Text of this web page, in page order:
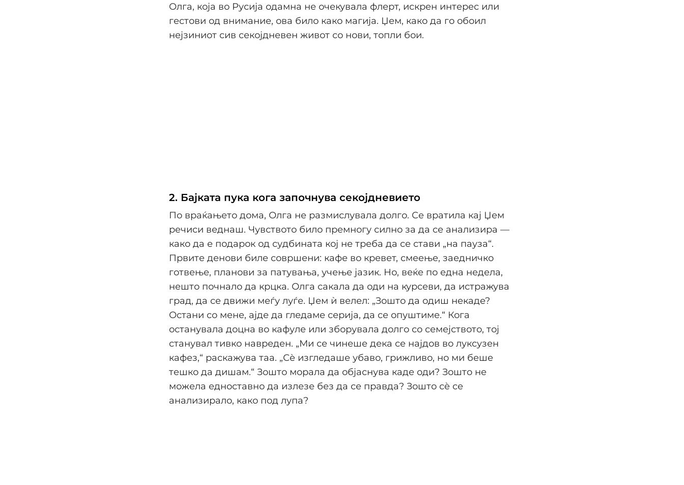
Олга, која во Русија одамна не очекувала флерт, искрен интерес или
гестови од внимание, ова било како магија. Џем, како да го обоил
нејзиниот сив секојдневен живот со нови, топли бои.
2. Бајката пука кога започнува секојдневието
По враќањето дома, Олга не размислувала долго. Се вратила кај Џем
речиси веднаш. Чувството било премногу силно за да се анализира —
како да е подарок од судбината кој не треба да се стави „на пауза“.
Првите денови биле совршени: кафе во кревет, смеење, заедничко
готвење, планови за патувања, учење јазик. Но, веќе по една недела,
нешто почнало да крцка. Олга сакала да оди на курсеви, да истражува
град, да се движи меѓу луѓе. Џем ѝ велел: „Зошто да одиш некаде?
Остани со мене, ајде да гледаме серија, да се опуштиме.“ Кога
останувала доцна во кафуле или зборувала долго со семејството, тој
станувал тивко навреден. „Ми се чинеше дека се најдов во луксузен
кафез,“ раскажува таа. „Сè изгледаше убаво, грижливо, но ми беше
тешко да дишам.“ Зошто морала да објаснува каде оди? Зошто не
можела едноставно да излезе без да се правда? Зошто сè се
анализирало, како под лупа?